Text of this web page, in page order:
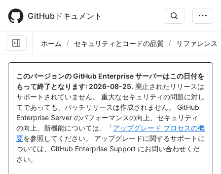
main
content
GitHubドキュメント
ホーム セキュリティとコードの品質 リファレンス
このバージョンの GitHub Enterprise サーバーはこの日付を
もって終了となります: 2026-08-25. 廃止されたリリースは
サポートされていません。 重大なセキュリティの問題に対し
てであっても、パッチリリースは作成されません。 GitHub
Enterprise Server のパフォーマンスの向上、セキュリティ
の向上、新機能については、「アップグレード プロセスの概
要を参照してください。 アップグレードに関するサポートに
ついては、GitHub Enterprise Support にお問い合わせくだ
さい。